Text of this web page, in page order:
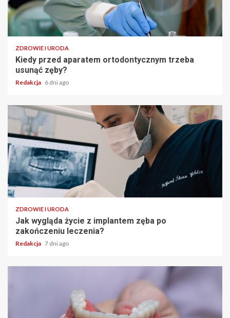
ZDROWIE I URODA
Kiedy przed aparatem ortodontycznym trzeba
usunąć zęby?
Redakcja 6 dni ago
ZDROWIE I URODA
Jak wygląda życie z implantem zęba po
zakończeniu leczenia?
Redakcja 7 dni ago